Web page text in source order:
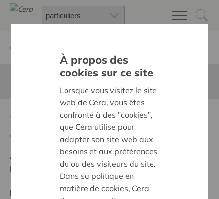
SPIEGELS
Ambition:
Une société solidaire et respectueuse, sans
barrières
Programme:
Offrir à tous les mêmes chances de
À propos des
cookies sur ce site
Lorsque vous visitez le site
web de Cera, vous êtes
confronté à des "cookies",
que Cera utilise pour
adapter son site web aux
besoins et aux préférences
du ou des visiteurs du site.
Dans sa politique en
matière de cookies, Cera